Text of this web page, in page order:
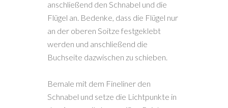
anschließend den Schnabel und die
Flügel an. Bedenke, dass die Flügel nur
an der oberen Soitze festgeklebt
werden und anschließend die
Buchseite dazwischen zu schieben.
Bemale mit dem Fineliner den
Schnabel und setze die Lichtpunkte in